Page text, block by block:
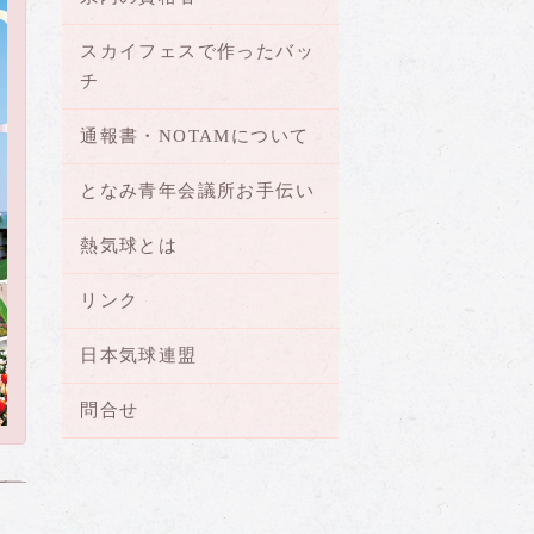
スカイフェスで作ったバッ
チ
通報書・NOTAMについて
となみ青年会議所お手伝い
熱気球とは
リンク
日本気球連盟
問合せ